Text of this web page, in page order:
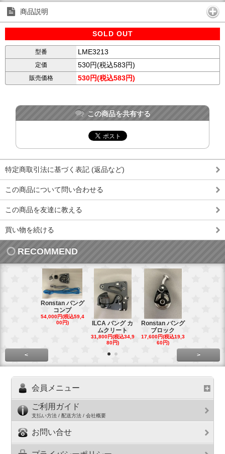
商品説明
SOLD OUT
型番 LME3213
定価 530円(税込583円)
販売価格 530円(税込583円)
この商品を共有する
特定商取引法に基づく表記 (返品など)
この商品について問い合わせる
この商品を友達に教える
買い物を続ける
RECOMMEND
Ronstan バング
コンプ
54,000円(税込59,4
00円)
ILCA バング カ
ムクリート
31,800円(税込34,9
80円)
Ronstan バング
ブロック
17,600円(税込19,3
60円)
< >
会員メニュー
ご利用ガイド
支払い方法 / 配送方法 / 会社概要
お問い合せ